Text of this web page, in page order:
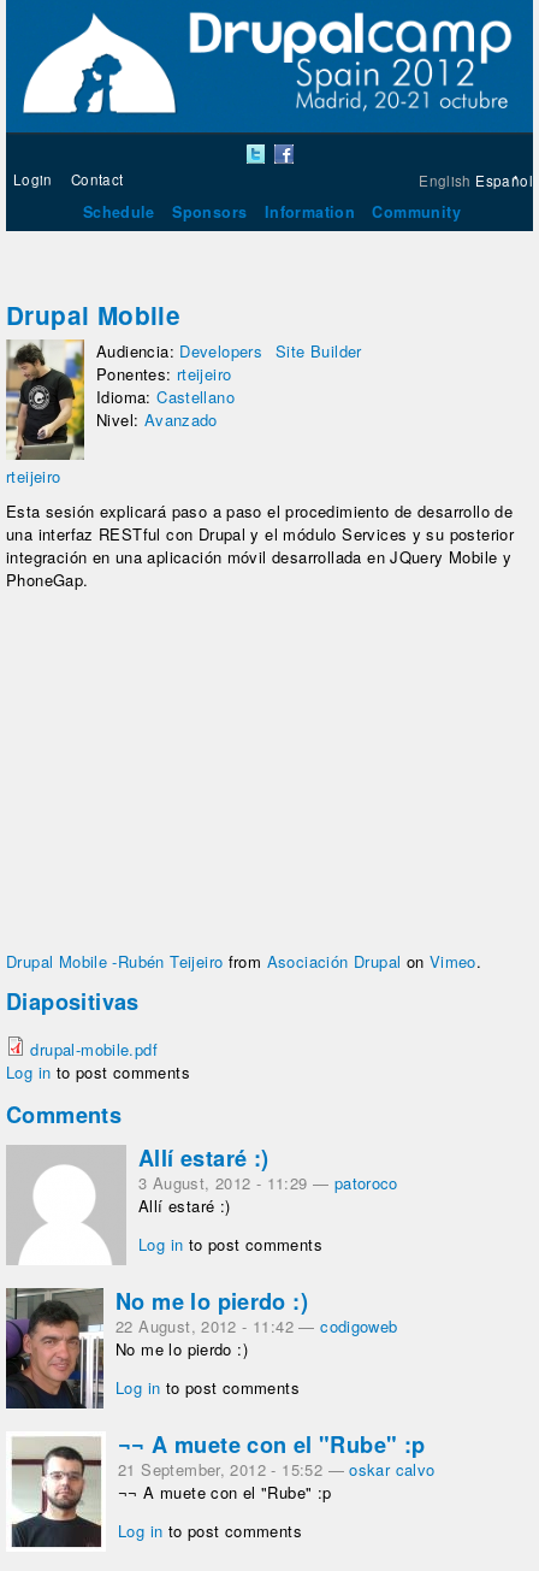
English Español
Login Contact
Schedule Sponsors Information Community
Drupal Mobile
rteijeiro
Audiencia: Developers
Site Builder
Ponentes: rteijeiro
Idioma:Castellano
Nivel: Avanzado
Esta sesión explicará paso a paso el procedimiento de desarrollo de
una interfaz RESTful con Drupal y el módulo Services y su posterior
integración en una aplicación móvil desarrollada en JQuery Mobile y
PhoneGap.
Drupal Mobile -Rubén Teijeiro from Asociación Drupal on Vimeo.
Diapositivas
drupal-mobile.pdf
Log in to post comments
Comments
Allí estaré :)
3 August, 2012 - 11:29 — patoroco
Allí estaré :)
Log in to post comments
No me lo pierdo :)
22 August, 2012 - 11:42—codigoweb
No me lo pierdo :)
Log in to post comments
¬¬ A muete con el "Rube" :p
21 September, 2012 - 15:52 —oskar calvo
¬¬ A muete con el "Rube" :p
Log in to post comments